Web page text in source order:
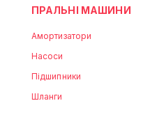
ПРАЛЬНІ МАШИНИ
Амортизатори
Насоси
Підшипники
Шланги